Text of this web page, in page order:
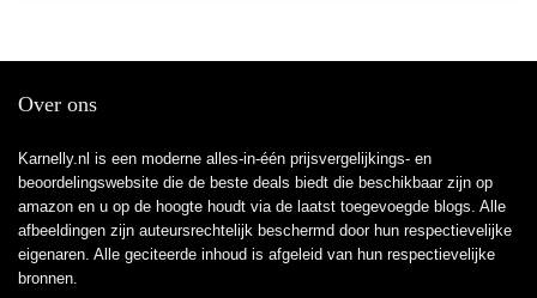
Over ons
Karnelly.nl is een moderne alles-in-één prijsvergelijkings- en
beoordelingswebsite die de beste deals biedt die beschikbaar zijn op
amazon en u op de hoogte houdt via de laatst toegevoegde blogs. Alle
afbeeldingen zijn auteursrechtelijk beschermd door hun respectievelijke
eigenaren. Alle geciteerde inhoud is afgeleid van hun respectievelijke
bronnen.